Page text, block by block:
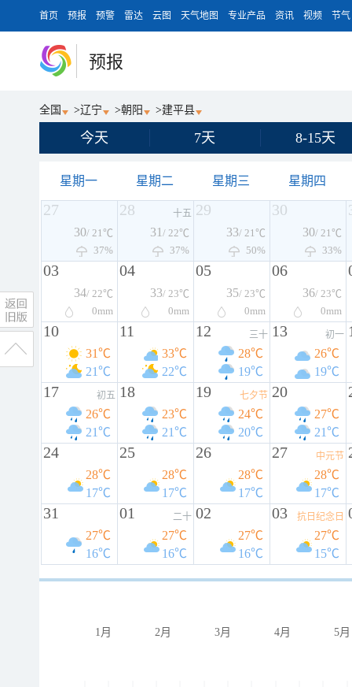
首页 预报 预警 雷达 云图 天气地图 专业产品 资讯 视频 节气
预报
全国 >辽宁 >朝阳 >建平县
今天 7天 8-15天
星期一 星期二 星期三 星期四
27
30/ 21℃
37%
28 十五
31 / 22℃
37%
29
33/ 21℃
50%
30
30/ 21℃
33%
03
34/ 22℃
0mm
04
33/ 23℃
0mm
05
35/ 23℃
0mm
06
36/ 23℃
0mm
10
31℃
21℃
11
33℃
22℃
12 三十
28℃
19℃
13 初一
26℃
19℃
17 初五
26℃
21℃
18
23℃
21℃
19 七夕节
24℃
20℃
20
27℃
21℃
24
28℃
17℃
25
28℃
17℃
26
28℃
17℃
27 中元节
28℃
17℃
31
27℃
16℃
01 二十
27℃
16℃
02
27℃
16℃
03 抗日纪念日
27℃
15℃
1月 2月 3月 4月 5月